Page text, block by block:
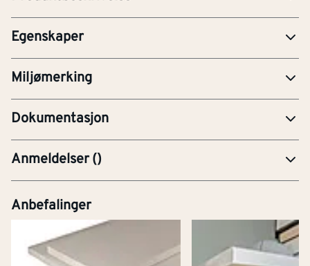
Egenskaper
Miljømerking
bærekraftig forvaltet skog.
Dokumentasjon
HEA 02 Utforinger 392-2023-
00602502_NA_BREEAM Attestation.pdf
MAT 02 Pine untreated, sills, hobbys, aspen, ash,
birch lacquer.pdf
Anmeldelser()
Anbefalinger